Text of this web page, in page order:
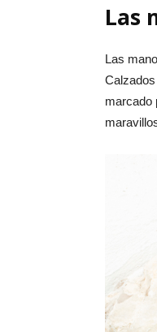
Las
Las
marcado